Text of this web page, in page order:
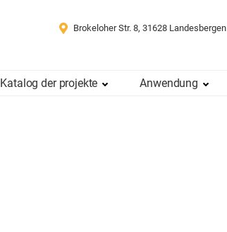
Brokeloher Str. 8, 31628 Landesbergen
Katalog der projekte Anwendung